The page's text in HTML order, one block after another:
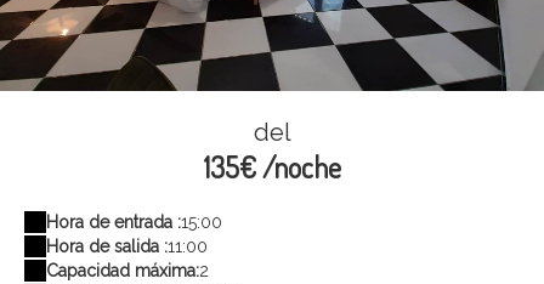
Chamaedorea (9)
del
135€ /noche
Hora de entrada :15:00
Hora de salida :11:00
Capacidad máxima:2